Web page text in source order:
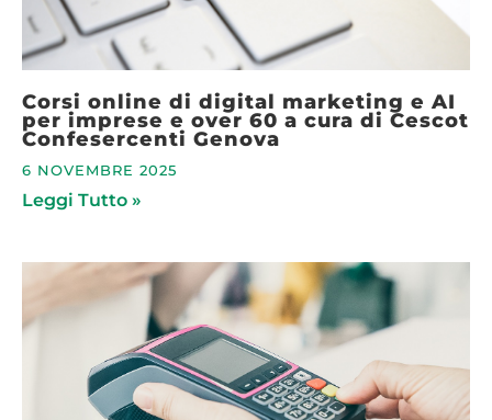
Corsi online di digital marketing e AI
per imprese e over 60 a cura di Cescot
Confesercenti Genova
6 NOVEMBRE 2025
Leggi Tutto »